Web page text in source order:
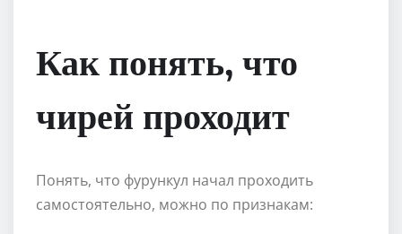
Как понять, что
чирей проходит
Понять, что фурункул начал проходить
самостоятельно, можно по признакам: